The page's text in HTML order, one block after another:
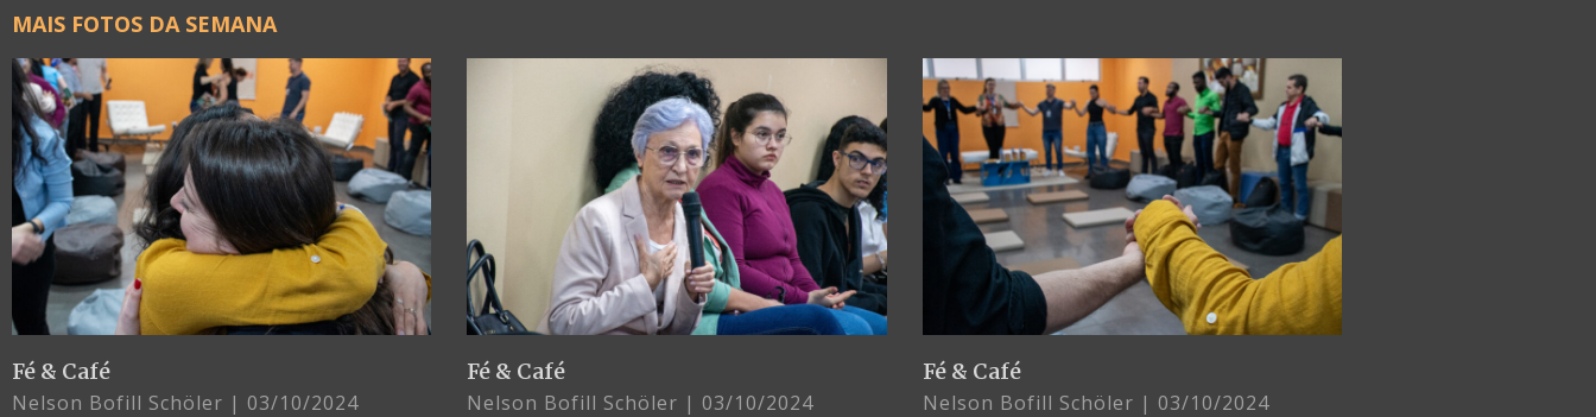
MAIS FOTOS DA SEMANA
Fé & Café
Nelson Bofill Schöler 03/10/2024
Fé & Café
Nelson Bofill Schöler 03/10/2024
Fé & Café
Nelson Bofill Schöler 03/10/2024